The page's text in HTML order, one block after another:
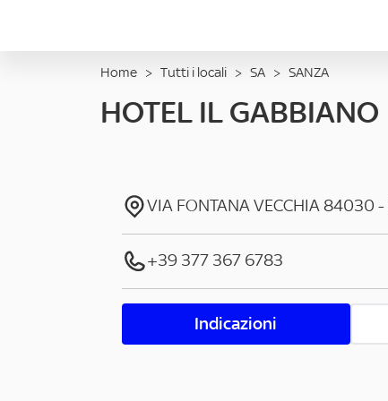
Home > Tutti i locali > SA > SANZA
HOTEL IL GABBIANO
VIA FONTANA VECCHIA84030 -
+39 377 367 6783
Indicazioni